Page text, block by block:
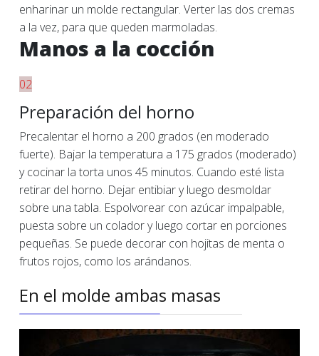
enharinar un molde rectangular. Verter las dos cremas
a la vez, para que queden marmoladas.
Manos a la cocción
02
Preparación del horno
Precalentar el horno a 200 grados (en moderado
fuerte). Bajar la temperatura a 175 grados (moderado)
y cocinar la torta unos 45 minutos. Cuando esté lista
retirar del horno. Dejar entibiar y luego desmoldar
sobre una tabla. Espolvorear con azúcar impalpable,
puesta sobre un colador y luego cortar en porciones
pequeñas. Se puede decorar con hojitas de menta o
frutos rojos, como los arándanos.
En el molde ambas masas